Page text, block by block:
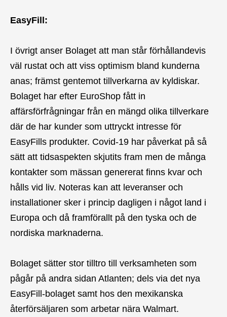
EasyFill :
I övrigt anser Bolaget att man står förhållandevis
väl rustat och att viss optimism bland kunderna
anas; främst gentemot tillverkarna av kyldiskar.
Bolaget har efter EuroShop fått in
affärsförfrågningar från en mängd olika tillverkare
där de har kunder som uttryckt intresse för
EasyFills produkter. Covid-19 har påverkat på så
sätt att tidsaspekten skjutits fram men de många
kontakter som mässan genererat finns kvar och
hålls vid liv. Noteras kan att leveranser och
installationer sker i princip dagligen i något land i
Europa och då framförallt på den tyska och de
nordiska marknaderna.
Bolaget sätter stor tilltro till verksamheten som
pågår på andra sidan Atlanten; dels via det nya
EasyFill-bolaget samt hos den mexikanska
återförsäljaren som arbetar nära Walmart.